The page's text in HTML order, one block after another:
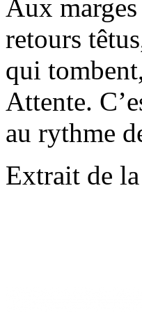
Aux
retours
qui
Attente.
au rythme
Extrait de